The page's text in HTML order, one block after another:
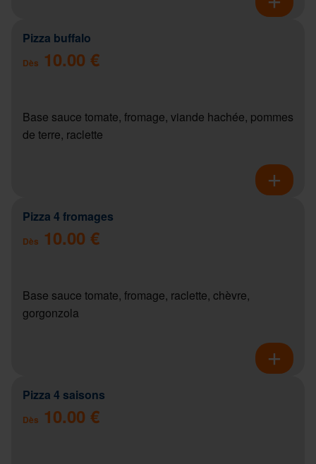
Pizza buffalo
Dès 10.00 €
Base sauce tomate, fromage, viande hachée, pommes
de terre, raclette
Pizza 4 fromages
Dès 10.00 €
Base sauce tomate, fromage, raclette, chèvre,
gorgonzola
Pizza 4 saisons
Dès 10.00 €